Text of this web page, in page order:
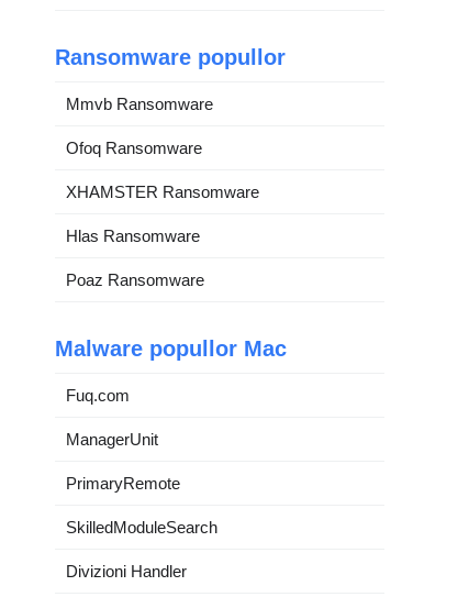
Ransomware popullor
Mmvb Ransomware
Ofoq Ransomware
XHAMSTER Ransomware
Hlas Ransomware
Poaz Ransomware
Malware popullor Mac
Fuq.com
ManagerUnit
PrimaryRemote
SkilledModuleSearch
Divizioni Handler